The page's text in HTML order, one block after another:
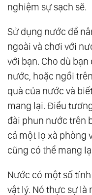
nghiệm sự sạch sẽ.
Sử dụng nước để
ngoài và chơi với
với bạn. Cho dù
nước, hoặc ngồi
quà của nước và
mang lại. Điều
đài phun nước trên
cả một lọ xà phòng
cũng có thể mang
Nước có một số
vật lý. Nó thực sự